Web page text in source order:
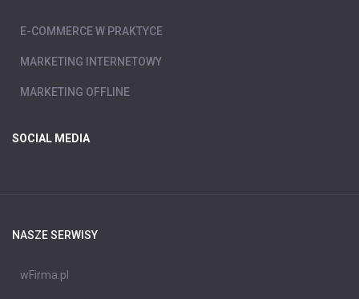
E-COMMERCE W PRAKTYCE
MARKETING INTERNETOWY
MARKETING OFFLINE
SOCIAL MEDIA
NASZE SERWISY
wFirma.pl